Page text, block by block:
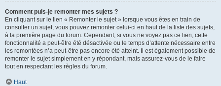
Comment puis-je remonter mes sujets ?
En cliquant sur le lien « Remonter le sujet » lorsque vous êtes en train de
consulter un sujet, vous pouvez remonter celui-ci en haut de la liste des sujets,
à la première page du forum. Cependant, si vous ne voyez pas ce lien, cette
fonctionnalité a peut-être été désactivée ou le temps d’attente nécessaire entre
les remontées n’a peut-être pas encore été atteint. Il est également possible de
remonter le sujet simplement en y répondant, mais assurez-vous de le faire
tout en respectant les règles du forum.
Haut